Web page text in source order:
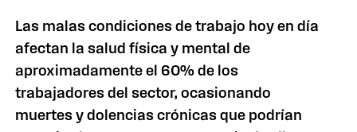
Las malas condiciones de trabajo hoy en día
afectan la salud física y mental de
aproximadamente el 60% de los
trabajadores del sector, ocasionando
muertes y dolencias crónicas que podrían